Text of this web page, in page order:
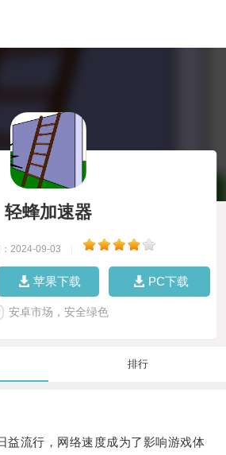
轻蜂加速器
2024-09-03
苹果下载 PC下载
安卓市场，安全绿色
排行
流行，网络速度成为了影响游戏体